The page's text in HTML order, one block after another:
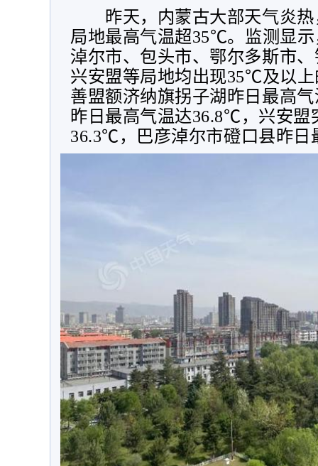
昨天，内蒙古大部天气炎
局地最高气温超35℃。监测显示
淖尔市、包头市、鄂尔多斯市
兴安盟等局地均出现35℃及以上
善盟额济纳旗拐子湖昨日最高
昨日最高气温达36.8℃，兴安盟
36.3℃，巴彦淖尔市磴口县昨日